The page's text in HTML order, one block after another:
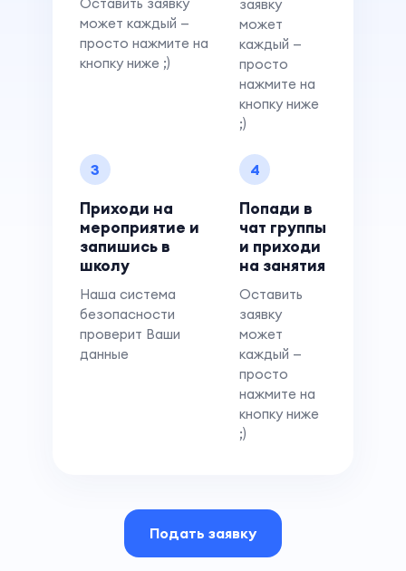
может каждый —
просто нажмите на
кнопку ниже ;)
заявку
может
каждый —
просто
нажмите на
кнопку ниже
;)
3
Приходи на
мероприятие и
запишись в
школу
Наша система
безопасности
проверит Ваши
данные
4
Попади в
чат группы
и приходи
на занятия
Оставить
заявку
может
каждый —
просто
нажмите на
кнопку ниже
;)
Подать заявку